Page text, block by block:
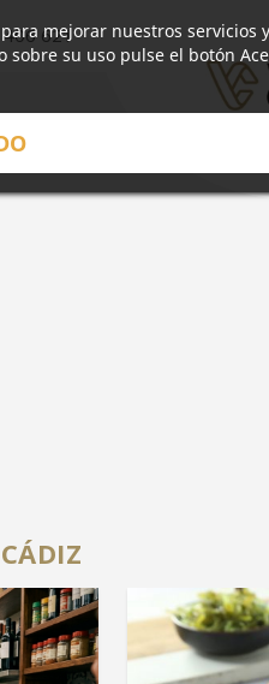
621
mejorar nuestros
sobre su uso pulse el botón